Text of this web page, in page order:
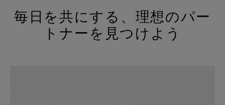
毎日を共にする、理想のパー
トナーを見つけよう